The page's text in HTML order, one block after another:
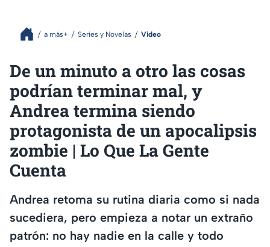
a más+ Series y Novelas Video
De un minuto a otro las cosas
podrían terminar mal, y
Andrea termina siendo
protagonista de un apocalipsis
zombie | Lo Que La Gente
Cuenta
Andrea retoma su rutina diaria como si nada
sucediera, pero empieza a notar un extraño
patrón: no hay nadie en la calle y todo